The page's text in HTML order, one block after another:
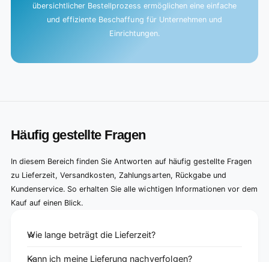
übersichtlicher Bestellprozess ermöglichen eine einfache
und effiziente Beschaffung für Unternehmen und
Einrichtungen.
Häufig gestellte Fragen
In diesem Bereich finden Sie Antworten auf häufig gestellte Fragen
zu Lieferzeit, Versandkosten, Zahlungsarten, Rückgabe und
Kundenservice. So erhalten Sie alle wichtigen Informationen vor dem
Kauf auf einen Blick.
Wie lange beträgt die Lieferzeit?
Kann ich meine Lieferung nachverfolgen?